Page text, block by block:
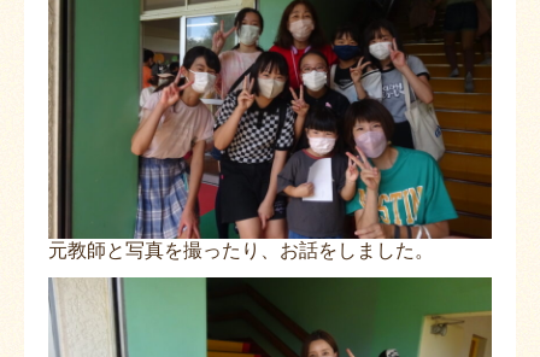
元教師と写真を撮ったり、お話をしました。